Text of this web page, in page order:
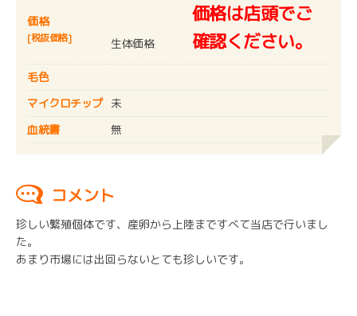
価格
[税抜価格] 生体価格
価格は店頭でご
確認ください。
毛色
マイクロチップ
未
血統書
無
コメント
珍しい繁殖個体です、産卵から上陸まですべて当店で行いまし
た。
あまり市場には出回らないとても珍しいです。